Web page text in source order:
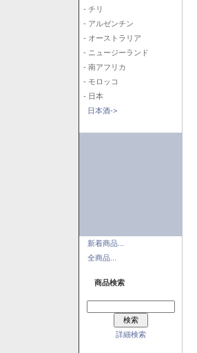
- チリ
- アルゼンチン
- オーストラリア
- ニュージーランド
- 南アフリカ
- モロッコ
- 日本
日本酒->
新着商品...
全商品...
商品検索
詳細検索